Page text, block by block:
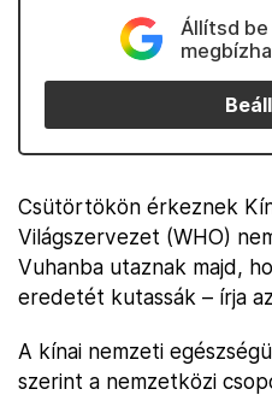
Állítsd
Csütörtökön érkeznek
Világszervezet (WHO)
Vuhanba utaznak majd,
eredetét kutassák – írja
A kínai nemzeti
szerint a nemzetközi